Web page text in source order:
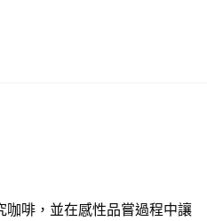
咖啡，並在感性品嘗過程中讓